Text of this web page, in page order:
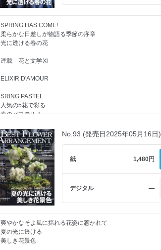
SPRING HAS COME!
柔らかな日差しが物語る季節の序章
光に透ける春の花
連載 花と文学Ⅺ
ELIXIR D'AMOUR
SRING PASTEL
人気の5花で彩る
春のパステル！
ITALIA
PRIMAVERA
イタリアの花
プリマヴェーラの花束
The Image of Italian Flowers
イタリアをイメージさせる花
The Colors of Italy
イタリアの色彩
『ローマの休日』をオマージュして
イタリア花の都
Milano ミラノ
Verona ヴェローナ
No.93 (発売日2025年05月16日)
紙 1,480円
デジタル ―
爽やかなそよ風に揺れる花姿に惹かれて
夏の光に透ける
美しき花景色